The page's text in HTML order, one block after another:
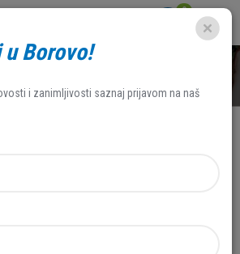
0
Borovo!
i zanimljivosti saznaj prijavom na naš